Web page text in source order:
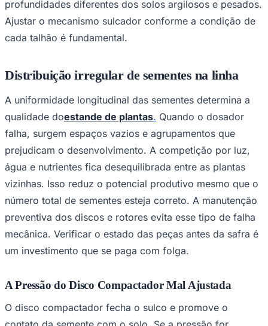
profundidades diferentes dos solos argilosos e pesados.
Ajustar o mecanismo sulcador conforme a condição de
cada talhão é fundamental.
Distribuição irregular de sementes na linha
A uniformidade longitudinal das sementes determina a
qualidade doestande de plantas. Quando o dosador
falha, surgem espaços vazios e agrupamentos que
prejudicam o desenvolvimento. A competição por luz,
água e nutrientes fica desequilibrada entre as plantas
vizinhas. Isso reduz o potencial produtivo mesmo que o
número total de sementes esteja correto. A manutenção
preventiva dos discos e rotores evita esse tipo de falha
mecânica. Verificar o estado das peças antes da safra é
um investimento que se paga com folga.
A Pressão do Disco Compactador Mal Ajustada
O disco compactador fecha o sulco e promove o